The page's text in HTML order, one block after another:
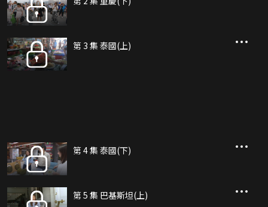
第 3 集 泰國(上)
第 4 集 泰國(下)
第 5 集 巴基斯坦(上)